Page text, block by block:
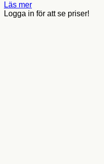
Läs mer
Logga in för att se priser!